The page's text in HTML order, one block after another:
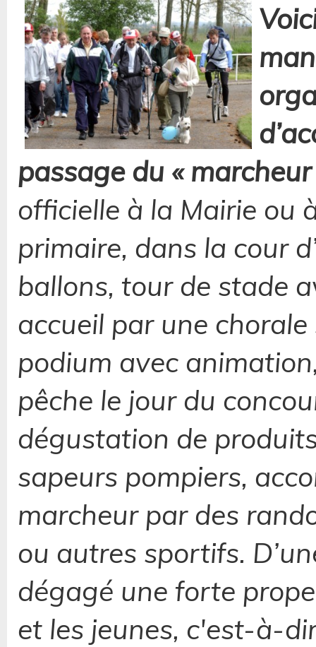
passage du «
officielle à la Mairie ou
primaire, dans la cour
ballons, tour de stade
accueil par une
podium avec
pêche le jour du
dégustation de
sapeurs pompiers,
marcheur par des
ou autres sportifs.
dégagé une forte
et les jeunes, c'est-à-